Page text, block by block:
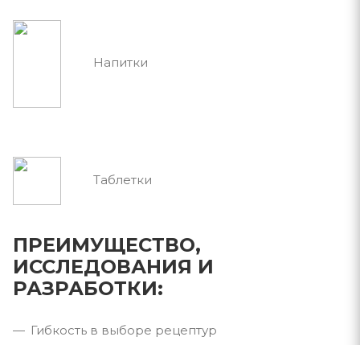
Напитки
Таблетки
ПРЕИМУЩЕСТВО,
ИССЛЕДОВАНИЯ И
РАЗРАБОТКИ:
Гибкость в выборе рецептур